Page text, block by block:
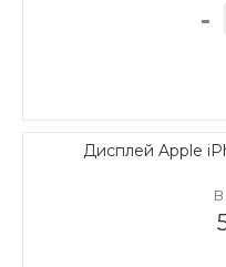
-
Дисплей Apple